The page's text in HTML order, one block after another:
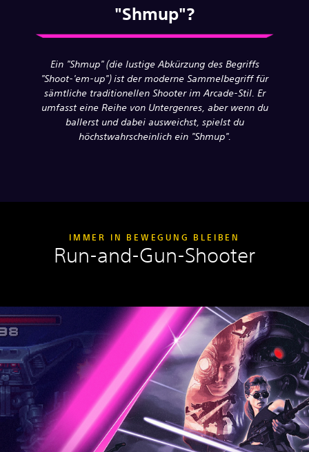
"Shmup"?
Ein "Shmup" (die lustige Abkürzung des Begriffs
"Shoot-'em-up") ist der moderne Sammelbegriff für
sämtliche traditionellen Shooter im Arcade-Stil. Er
umfasst eine Reihe von Untergenres, aber wenn du
ballerst und dabei ausweichst, spielst du
höchstwahrscheinlich ein "Shmup".
IMMER IN BEWEGUNG BLEIBEN
Run-and-Gun-Shooter